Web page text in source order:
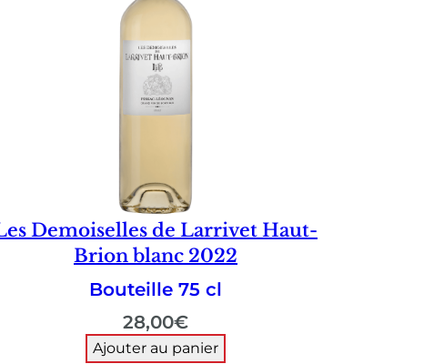
Demoiselles de Larrivet Haut-
Brion blanc 2022
Bouteille 75 cl
28,00€
Ajouter au panier